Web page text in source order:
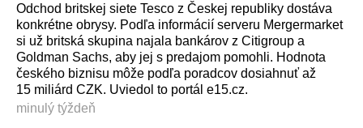
Odchod britskej siete Tesco z Českej republiky dostáva
konkrétne obrysy. Podľa informácií serveru Mergermarket
si už britská skupina najala bankárov z Citigroup a
Goldman Sachs, aby jej s predajom pomohli. Hodnota
českého biznisu môže podľa poradcov dosiahnuť až
15 miliárd CZK. Uviedol to portál e15.cz.
minulý týždeň